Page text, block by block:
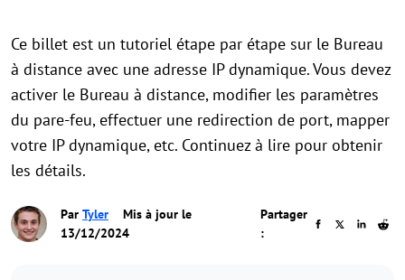
Ce billet est un tutoriel étape par étape sur le Bureau
à distance avec une adresse IP dynamique. Vous devez
activer le Bureau à distance, modifier les paramètres
du pare-feu, effectuer une redirection de port, mapper
votre IP dynamique, etc. Continuez à lire pour obtenir
les détails.
Par Tyler
Mis à jour le
13/12/2024
Partager
: